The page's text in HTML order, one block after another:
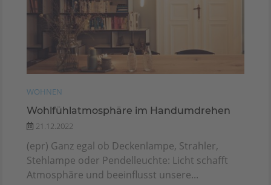
WOHNEN
Wohlfühlatmosphäre im Handumdrehen
21.12.2022
(epr) Ganz egal ob Deckenlampe, Strahler,
Stehlampe oder Pendelleuchte: Licht schafft
Atmosphäre und beeinflusst unsere...